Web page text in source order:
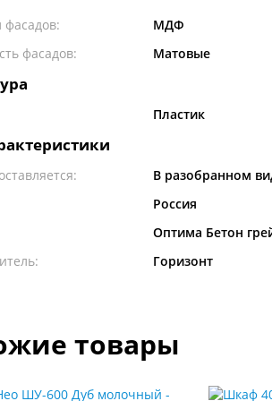
МДФ
фасадов:
Матовые
Пластик
В разобранном
Россия
Оптима Бетон
Горизонт
товары